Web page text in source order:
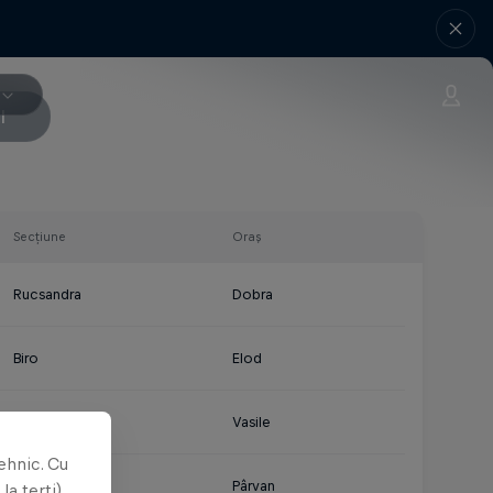
Secțiune Oraș
Rucsandra Dobra
Biro Elod
Vasile
Alexandru Pârvan
Cu